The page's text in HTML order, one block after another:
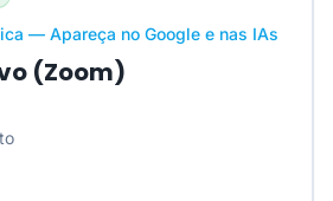
— Apareça no Google e nas IAs
(Zoom)